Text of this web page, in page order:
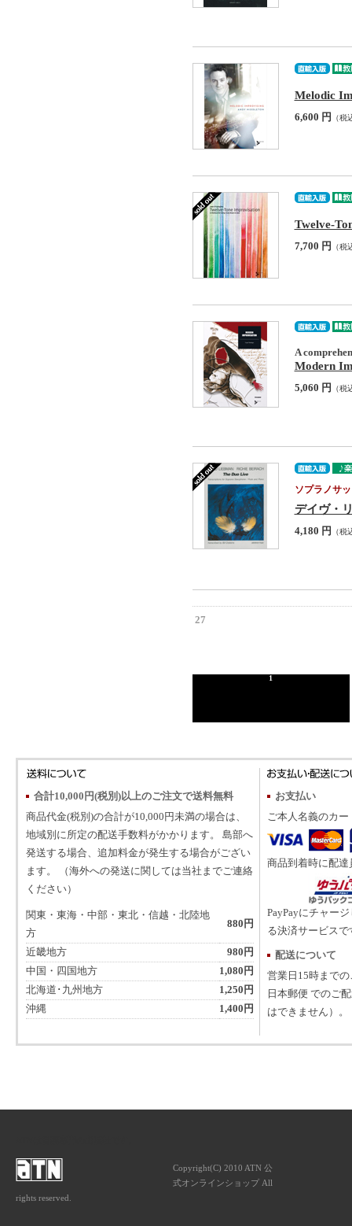
Melodic
6,600 円 （税
Twelve-
7,700 円 （税
A
Modern
5,060 円 （税
ソプラノサ
デイヴ・
4,180 円 （税
27
1
合計10,000円(税別)以上のご注文で送料無料
商品代金(税別)の合計が10,000円未満の場合は、
地域別に所定の配送手数料がかかります。 島部へ
発送する場合、追加料金が発生する場合がござい
ます。 （海外への発送に関しては当社までご連絡
ください）
関東・東海・中部・東北・信越・北陸地
方
880円
近畿地方
980円
中国・四国地方
1,080円
北海道･九州地方
1,250円
沖縄
1,400円
お支払い
ご本人名義のカ
商品到着時に配
PayPayにチャー
る決済サービスで
配送について
営業日15時まで
日本郵便 でのご
はできません）。
Copyright(C) 2010 ATN 公
式オンラインショップ All
rights reserved.